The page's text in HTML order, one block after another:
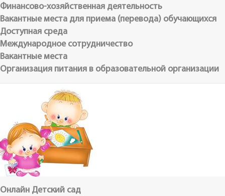
Финансово-хозяйственная деятельность
Вакантные места для приема (перевода) обучающихся
Доступная среда
Международное сотрудничество
Вакантные места
Организация питания в образовательной организации
Онлайн Детский сад